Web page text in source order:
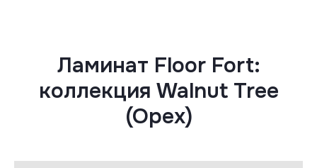
Ламинат Floor Fort:
коллекция Walnut Tree
(Орех)